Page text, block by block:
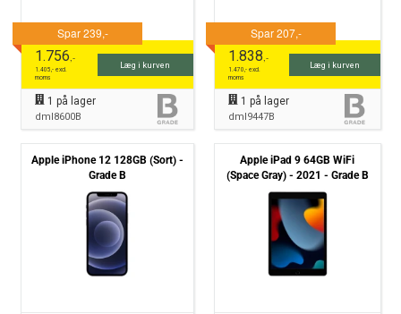
1.756,-
1.405,- excl.
moms
Læg i kurven
1 på lager
dml8600B
1.838,-
1.470,- excl.
moms
Læg i kurven
1 på lager
dml9447B
Apple iPhone 12 128GB (Sort) -
Grade B
Apple iPad 9 64GB WiFi
(Space Gray) - 2021 - Grade B